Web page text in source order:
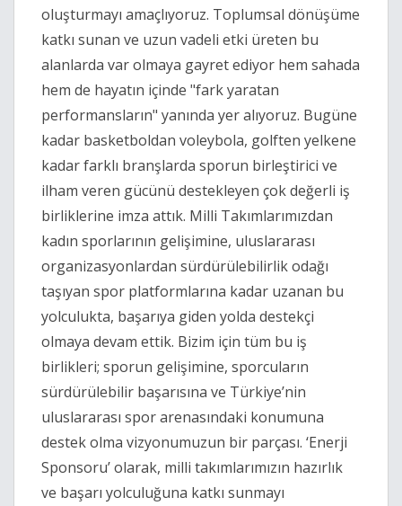
oluşturmayı amaçlıyoruz. Toplumsal dönüşüme
katkı sunan ve uzun vadeli etki üreten bu
alanlarda var olmaya gayret ediyor hem sahada
hem de hayatın içinde "fark yaratan
performansların" yanında yer alıyoruz. Bugüne
kadar basketboldan voleybola, golften yelkene
kadar farklı branşlarda sporun birleştirici ve
ilham veren gücünü destekleyen çok değerli iş
birliklerine imza attık. Milli Takımlarımızdan
kadın sporlarının gelişimine, uluslararası
organizasyonlardan sürdürülebilirlik odağı
taşıyan spor platformlarına kadar uzanan bu
yolculukta, başarıya giden yolda destekçi
olmaya devam ettik. Bizim için tüm bu iş
birlikleri; sporun gelişimine, sporcuların
sürdürülebilir başarısına ve Türkiye’nin
uluslararası spor arenasındaki konumuna
destek olma vizyonumuzun bir parçası. ‘Enerji
Sponsoru’ olarak, milli takımlarımızın hazırlık
ve başarı yolculuğuna katkı sunmayı